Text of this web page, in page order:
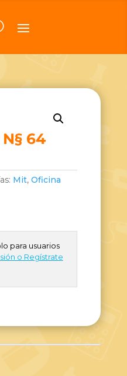
64
Mit, Oficina
para usuarios
o Regístrate